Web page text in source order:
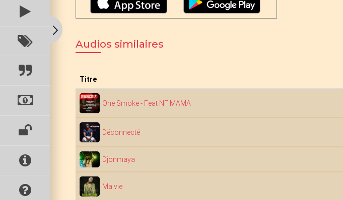
Audios similaires
Titre
One Smoke - Feat NF MAMA
Déconnecté
Djonmaya
Ma vie